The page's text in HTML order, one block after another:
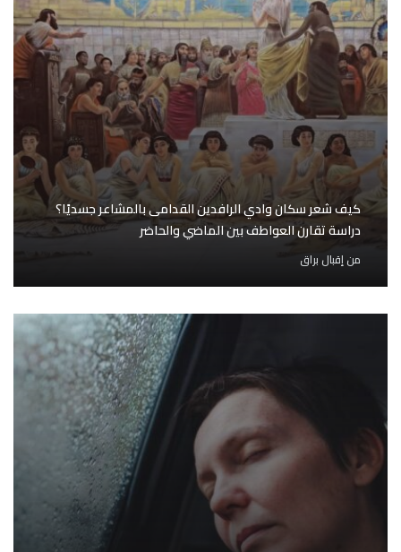
كيف شعر سكان وادي الرافدين القدامى بالمشاعر جسديًا؟
دراسة تقارن العواطف بين الماضي والحاضر
منإقبال براق